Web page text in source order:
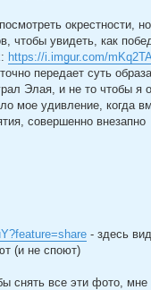
окрестности, но
чтобы увидеть, как
https://i.imgur.com/
передает суть
Элая, и не то чтобы я
мое удивление, когда
совершенно внезапно
- здесь
(и не споют)
снять все эти фото, мне